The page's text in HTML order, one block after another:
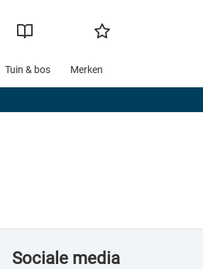
Tuin & bos Merken
Sociale media